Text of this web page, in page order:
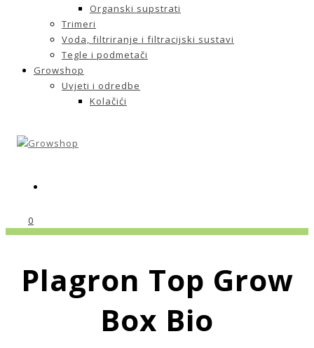
Organski supstrati
Trimeri
Voda, filtriranje i filtracijski sustavi
Tegle i podmetači
Growshop
Uvjeti i odredbe
Kolačići
0
Plagron Top Grow
Box Bio